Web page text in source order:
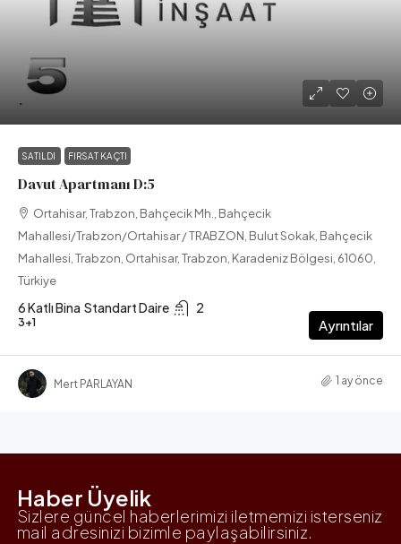
.
SATILDI FIRSAT KAÇTI
Davut Apartmanı D:5
Ortahisar, Trabzon, Bahçecik Mh., Bahçecik
Mahallesi/Trabzon/Ortahisar / TRABZON, Bulut Sokak, Bahçecik
Mahallesi, Trabzon, Ortahisar, Trabzon, Karadeniz Bölgesi, 61060,
Türkiye
6 Katlı Bina Standart Daire 2
3+1 Ayrıntılar
Mert PARLAYAN 1 ay önce
Haber Üyelik
Sizlere güncel haberlerimizi iletmemizi isterseniz
mail adresinizi bizimle paylaşabilirsiniz.